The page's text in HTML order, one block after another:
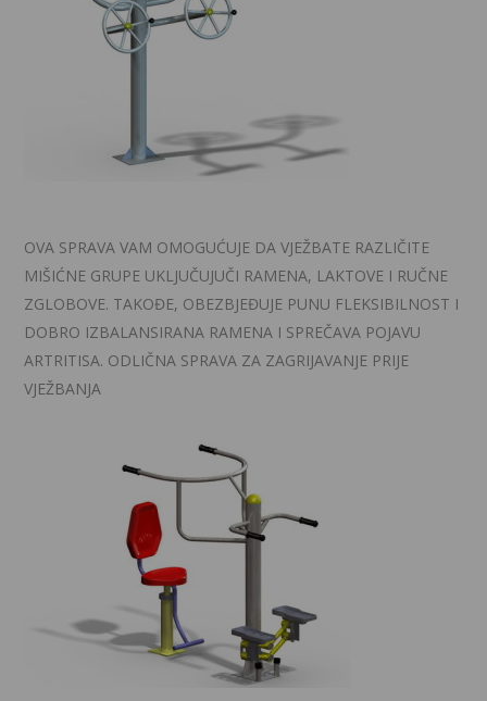
OVA SPRAVA VAM OMOGUĆUJE DA VJEŽBATE RAZLIČITE
MIŠIĆNE GRUPE UKLJUČUJUČI RAMENA, LAKTOVE I RUČNE
ZGLOBOVE. TAKOĐE, OBEZBJEĐUJE PUNU FLEKSIBILNOST I
DOBRO IZBALANSIRANA RAMENA I SPREČAVA POJAVU
ARTRITISA. ODLIČNA SPRAVA ZA ZAGRIJAVANJE PRIJE
VJEŽBANJA